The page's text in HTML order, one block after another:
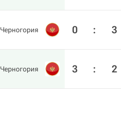
Черногория 0 : 3
Черногория 3 : 2